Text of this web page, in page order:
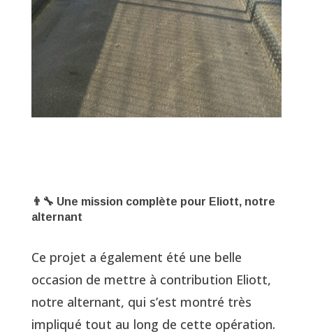
👨‍🔧 Une mission complète pour Eliott, notre
alternant
Ce projet a également été une belle
occasion de mettre à contribution Eliott,
notre alternant, qui s’est montré très
impliqué tout au long de cette opération.